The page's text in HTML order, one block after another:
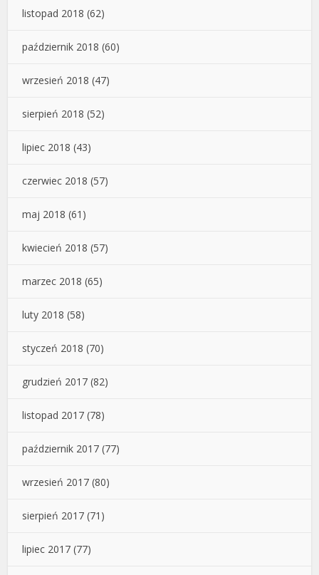
listopad 2018 (62)
październik 2018 (60)
wrzesień 2018 (47)
sierpień 2018 (52)
lipiec 2018 (43)
czerwiec 2018 (57)
maj 2018 (61)
kwiecień 2018 (57)
marzec 2018 (65)
luty 2018 (58)
styczeń 2018 (70)
grudzień 2017 (82)
listopad 2017 (78)
październik 2017 (77)
wrzesień 2017 (80)
sierpień 2017 (71)
lipiec 2017 (77)